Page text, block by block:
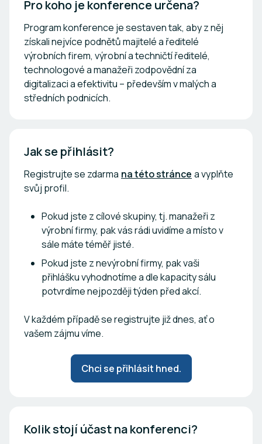
Pro koho je konference určena?
Program konference je sestaven tak, aby z něj
získali nejvíce podnětů majitelé a ředitelé
výrobních firem, výrobní a techničtí ředitelé,
technologové a manažeři zodpovědní za
digitalizaci a efektivitu – především v malých a
středních podnicích.
Jak se přihlásit?
Registrujte se zdarma na této stránce a vyplňte
svůj profil.
Pokud jste z cílové skupiny, tj. manažeři z
výrobní firmy, pak vás rádi uvidíme a místo v
sále máte téměř jisté.
Pokud jste z nevýrobní firmy, pak vaši
přihlášku vyhodnotíme a dle kapacity sálu
potvrdíme nejpozději týden před akcí.
V každém případě se registrujte již dnes, ať o
vašem zájmu víme.
Chci se přihlásit hned.
Kolik stojí účast na konferenci?